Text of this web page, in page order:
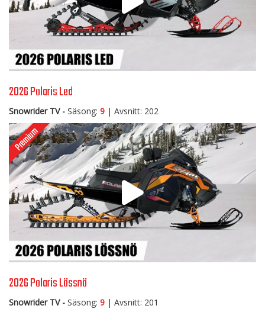
2026 Polaris Led
Snowrider TV - Säsong: 9 | Avsnitt: 202
2026 Polaris Lössnö
Snowrider TV - Säsong: 9 | Avsnitt: 201